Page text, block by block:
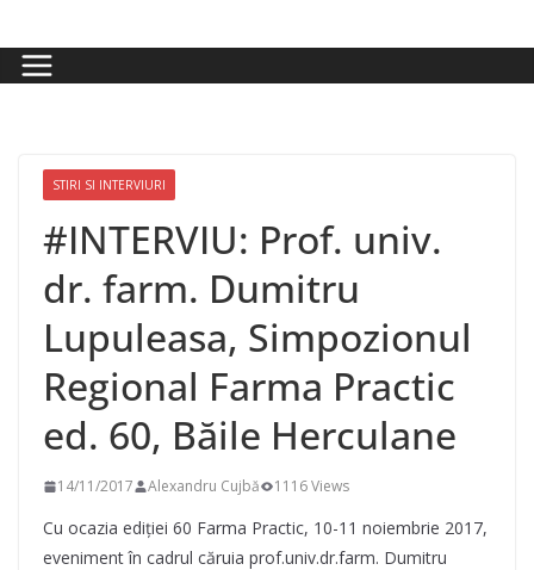
to
content
STIRI SI INTERVIURI
#INTERVIU: Prof. univ.
dr. farm. Dumitru
Lupuleasa, Simpozionul
Regional Farma Practic
ed. 60, Băile Herculane
14/11/2017 Alexandru Cujbă 1116 Views
Cu ocazia ediției 60 Farma Practic, 10-11 noiembrie 2017,
eveniment în cadrul căruia prof.univ.dr.farm. Dumitru